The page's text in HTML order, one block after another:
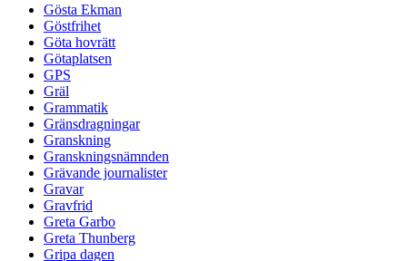
Gösta Ekman
Göstfrihet
Göta hovrätt
Götaplatsen
GPS
Gräl
Grammatik
Gränsdragningar
Granskning
Granskningsnämnden
Grävande journalister
Gravar
Gravfrid
Greta Garbo
Greta Thunberg
Gripa dagen